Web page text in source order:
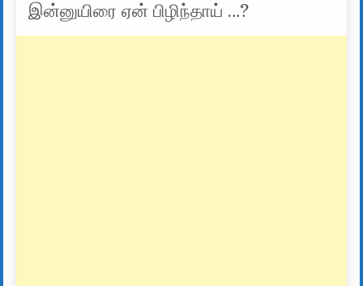
இன்னுயிரை ஏன் பிழிந்தாய் …?